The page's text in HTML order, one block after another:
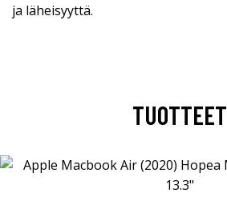
ja läheisyyttä.
TUOTTEET